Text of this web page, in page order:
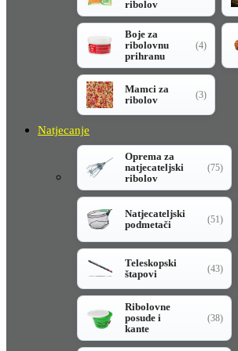
ribolov
Boje za
ribolovnu
prihranu
(4)
Mamci za
ribolov
(3)
Natjecanje
Oprema za
natjecateljski
ribolov
(75)
Natjecateljski
podmetači
(51)
Teleskopski
štapovi
(43)
Ribolovne
posude i
kante
(38)